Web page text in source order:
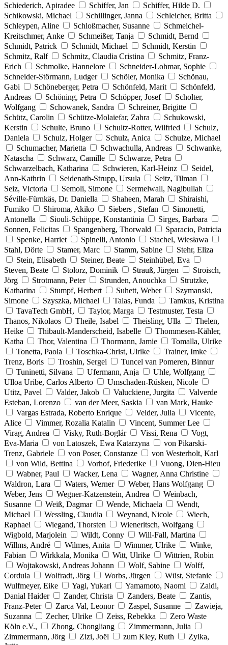
Schiederich, Apiradee
Schiffer, Jan
Schiffer, Hilde D.
Schikowski, Michael
Schillinger, Janna
Schleicher, Britta
Schleypen, Aline
Schloßmacher, Susanne
Schmeichel-
Kreitschmer, Anke
Schmeißer, Tanja
Schmidt, Bernd
Schmidt, Patrick
Schmidt, Michael
Schmidt, Kerstin
Schmitz, Ralf
Schmitz, Claudia Cristina
Schmitz, Franz-
Erich
Schmolke, Hannelore
Schneider-Lohmar, Sophie
Schneider-Störmann, Ludger
Schöler, Monika
Schönau,
Gabi
Schöneberger, Petra Schönfeld, Marit
Schönfeld,
Andreas
Schöning, Petra Schöpper, Josef
Scholter,
Wolfgang
Schowanek, Sandra
Schreiner, Brigitte
Schütz, Carolin
Schütze-Molaiefar, Zahra
Schukowski,
Kerstin
Schulte, Bruno Schultz-Rotter, Wilfried
Schulz,
Daniela
Schulz, Holger Schulz, Anica
Schulze, Michael
Schumacher, Marietta
Schwachulla, Andreas
Schwanke,
Natascha
Schwarz, Camille
Schwarze, Petra
Schwarzelbach, Katharina
Schwieren, Karl-Heinz
Seidel,
Ann-Kathrin
Seidenath-Strupp, Ursula
Seitz, Tilman
Seiz, Victoria
Semoli, Simone
Sermelwall, Nagibullah
Séville-Fürnkäs, Dr. Daniella
Shaheen, Marah
Shiraishi,
Fumiko
Shiroma, Akiko Siebers , Stefan
Simonetti,
Antonella
Siouli-Schöppe, Konstantinia
Sirges, Barbara
Sonnen, Felicitas
Spangenberg, Thorwald
Sparacio, Patricia
Spenke, Harriet
Spinelli, Antonio
Stachel, Wiesława
Stahl, Dörte
Stamer, Marc Stamm, Sabine
Stehr, Eliza
Stein, Elisabeth
Steiner, Beate
Steinhübel, Eva
Steven, Beate
Stolorz, Dominik Strauß, Jürgen
Stroisch,
Jörg
Strotmann, Peter Strunden, Anouchka
Strutzke,
Katharina
Stumpf, Herbert Suhett, Weber
Szymanski,
Simone
Szyszka, Michael Talas, Funda
Tamkus, Kristina
TavaTech GmbH,
Taylor, Marga
Testmuster, Testa
Thanos, Nikolaos
Theile, Isabel Theisling, Ulla
Thelen,
Heike
Thibault-Manderscheid, Isabelle
Thommesen-Kähler,
Katha
Thor, Valentina Thormann, Jamie
Tomalla, Ulrike
Tonetta, Paola
Toschka-Christ, Ulrike
Trainer, Imke
Trenz, Boris
Troshin, Sergei
Tuncel van Pomeren, Binnur
Tuninetti, Silvana
Ufermann, Anja
Uhle, Wolfgang
Ulloa Uribe, Carlos Alberto
Umschaden-Rüsken, Nicole
Utitz, Pavel
Valder, Jakob Valuckiene, Jurgita
Valverde
Esteban, Lorenzo
van der Meer, Saskia
van Mark, Hauke
Vargas Estrada, Roberto Enrique
Velder, Julia
Vicente,
Alice
Vimmer, Rozalia Katalin
Vincent, Summer Lee
Virag, Andrea
Visky, Ruth-Boglár Vissi, Rena
Vogt,
Eva-Maria
von Latoszek, Ewa Katarzyna
von Pikarski-
Trenz, Gabriele
von Poser, Constanze
von Westerholt, Karl
von Wild, Bettina
Vorhof, Friederike
Vuong, Dien-Hieu
Wabner, Paul
Wacker, Lena
Wagner, Anna Christine
Waldron, Lara
Waters, Werner
Weber, Hans Wolfgang
Weber, Jens
Wegner-Katzenstein, Andrea
Weinbach,
Susanne
Weiß, Dagmar Wende, Michaela
Wendt,
Michael
Wessling, Claudia Weynand, Nicole
Wiech,
Raphael
Wiegand, Thorsten
Wieneritsch, Wolfgang
Wigbold, Marjolein
Wildt, Conny
Will-Fall, Martina
Willms, André
Wilmes, Anita Wimmer, Ulrike
Winke,
Fabian
Wirkkala, Monika Witt, Ulrike
Wittrien, Robin
Wojtakowski, Andreas Johann
Wolf, Sabine
Wolff,
Cordula
Wolfradt, Jörg Worbs, Jürgen
Wüst, Stefanie
Wulfmeyer, Eike
Yagi, Yukari Yamamoto, Naomi
Zaidi,
Danial Haider
Zander, Christa Zanders, Beate
Zantis,
Franz-Peter
Zarca Val, Leonor Zaspel, Susanne
Zawieja,
Suzanna
Zecher, Ulrike Zeiss, Rebekka
Zero Waste
Köln e.V.,
Zhong, Chongliang
Zimmermann, Julia
Zimmermann, Jörg
Zizi, Joël zum Kley, Ruth
Zylka,